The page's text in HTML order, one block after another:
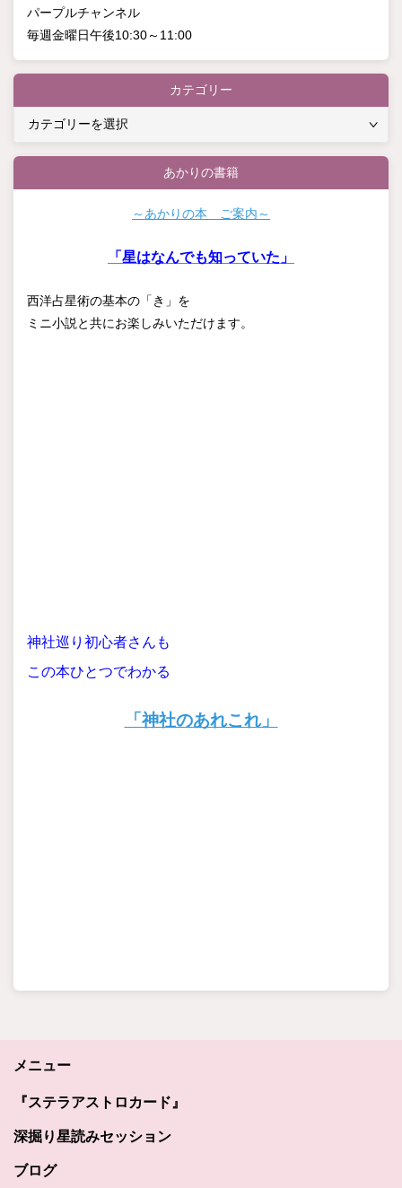
パープルチャンネル
毎週金曜日午後10:30～11:00
カテゴリー
ゴ
あかりの書籍
～あかりの本 ご案内～
「星はなんでも知っていた」
西洋占星術の基本の「き」を
ミニ小説と共にお楽しみいただけます。
神社巡り初心者さんも
この本ひとつでわかる
「神社のあれこれ」
メニュー
『ステラアストロカード』
深掘り星読みセッション
ブログ